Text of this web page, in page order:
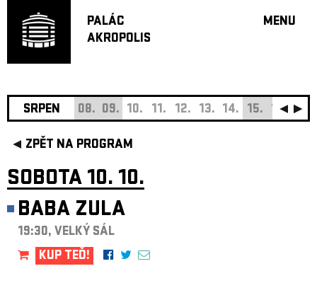
PALÁC
AKROPOLIS
MENU
JAZZ
SRPEN 08. 09. 10. 11. 12. 13. 14. 15. 16. 17.
ZPĚT NA PROGRAM
SOBOTA 10. 10.
BABA ZULA
19:30, VELKÝ SÁL
KUP TEĎ!